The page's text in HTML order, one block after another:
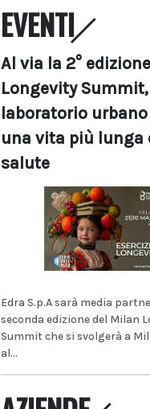
EVENTI
Al via la 2°
Longevity
laboratorio urbano
una vita più lunga
salute
Edra S.p.A sarà media
seconda edizione del Milan
Summit che si svolgerà a
al...